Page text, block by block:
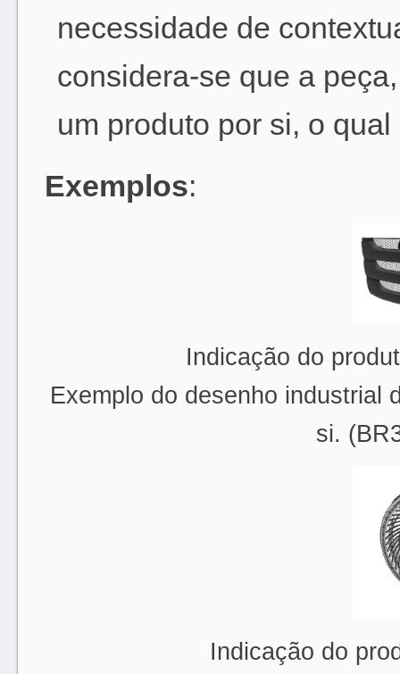
necessidade de
considera-se que a
um produto por si, o
Exemplos:
Indicação do
Exemplo do desenho industrial
si.
Indicação do